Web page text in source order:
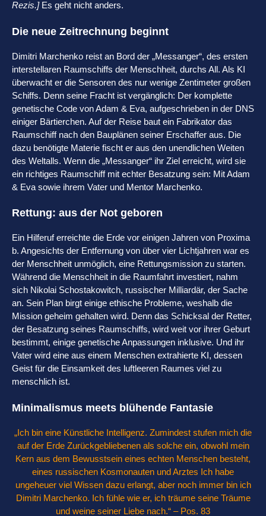
Rezis.]Es geht nicht anders.
Die neue Zeitrechnung beginnt
Dimitri Marchenko reist an Bord der „Messanger“, des ersten
interstellaren Raumschiffs der Menschheit, durchs All. Als KI
überwacht er die Sensoren des nur wenige Zentimeter großen
Schiffs. Denn seine Fracht ist vergänglich: Der komplette
genetische Code von Adam & Eva, aufgeschrieben in der DNS
einiger Bärtierchen. Auf der Reise baut ein Fabrikator das
Raumschiff nach den Bauplänen seiner Erschaffer aus. Die
dazu benötigte Materie fischt er aus den unendlichen Weiten
des Weltalls. Wenn die „Messanger“ ihr Ziel erreicht, wird sie
ein richtiges Raumschiff mit echter Besatzung sein: Mit Adam
& Eva sowie ihrem Vater und Mentor Marchenko.
Rettung: aus der Not geboren
Ein Hilferuf erreichte die Erde vor einigen Jahren von Proxima
b. Angesichts der Entfernung von über vier Lichtjahren war es
der Menschheit unmöglich, eine Rettungsmission zu starten.
Während die Menschheit in die Raumfahrt investiert, nahm
sich Nikolai Schostakowitch, russischer Milliardär, der Sache
an. Sein Plan birgt einige ethische Probleme, weshalb die
Mission geheim gehalten wird. Denn das Schicksal der Retter,
der Besatzung seines Raumschiffs, wird weit vor ihrer Geburt
bestimmt, einige genetische Anpassungen inklusive. Und ihr
Vater wird eine aus einem Menschen extrahierte KI, dessen
Geist für die Einsamkeit des luftleeren Raumes viel zu
menschlich ist.
Minimalismus meets blühende Fantasie
„Ich bin eine Künstliche Intelligenz. Zumindest stufen mich die
auf der Erde Zurückgebliebenen als solche ein, obwohl mein
Kern aus dem Bewusstsein eines echten Menschen besteht,
eines russischen Kosmonauten und Arztes Ich habe
ungeheuer viel Wissen dazu erlangt, aber noch immer bin ich
Dimitri Marchenko. Ich fühle wie er, ich träume seine Träume
und weine seiner Liebe nach.“ – Pos. 83